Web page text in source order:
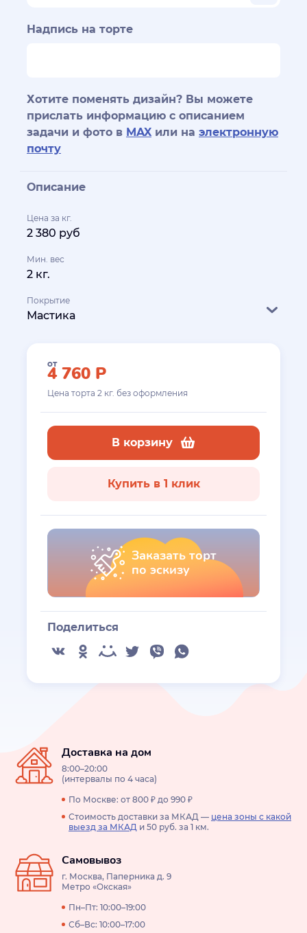
Надпись на торте
Хотите поменять дизайн? Вы можете
прислать информацию с описанием
задачи и фото в MAX или на электронную
почту
Описание
Цена за кг.
2 380 руб
Мин. вес
2 кг.
Покрытие
Мастика
от
4 760 Р
Цена торта 2 кг. без оформления
В корзину
Купить в 1 клик
Заказать торт
по эскизу
Поделиться
Доставка на дом
8:00–20:00
(интервалы по 4 часа)
По Москве: от 800 ₽ до 990 ₽
Стоимость доставки за МКАД — цена зоны с какой
выезд за МКАД и 50 руб. за 1 км.
Самовывоз
г. Москва, Паперника д. 9
Метро «Окская»
Пн–Пт: 10:00–19:00
Сб–Вс: 10:00–17:00